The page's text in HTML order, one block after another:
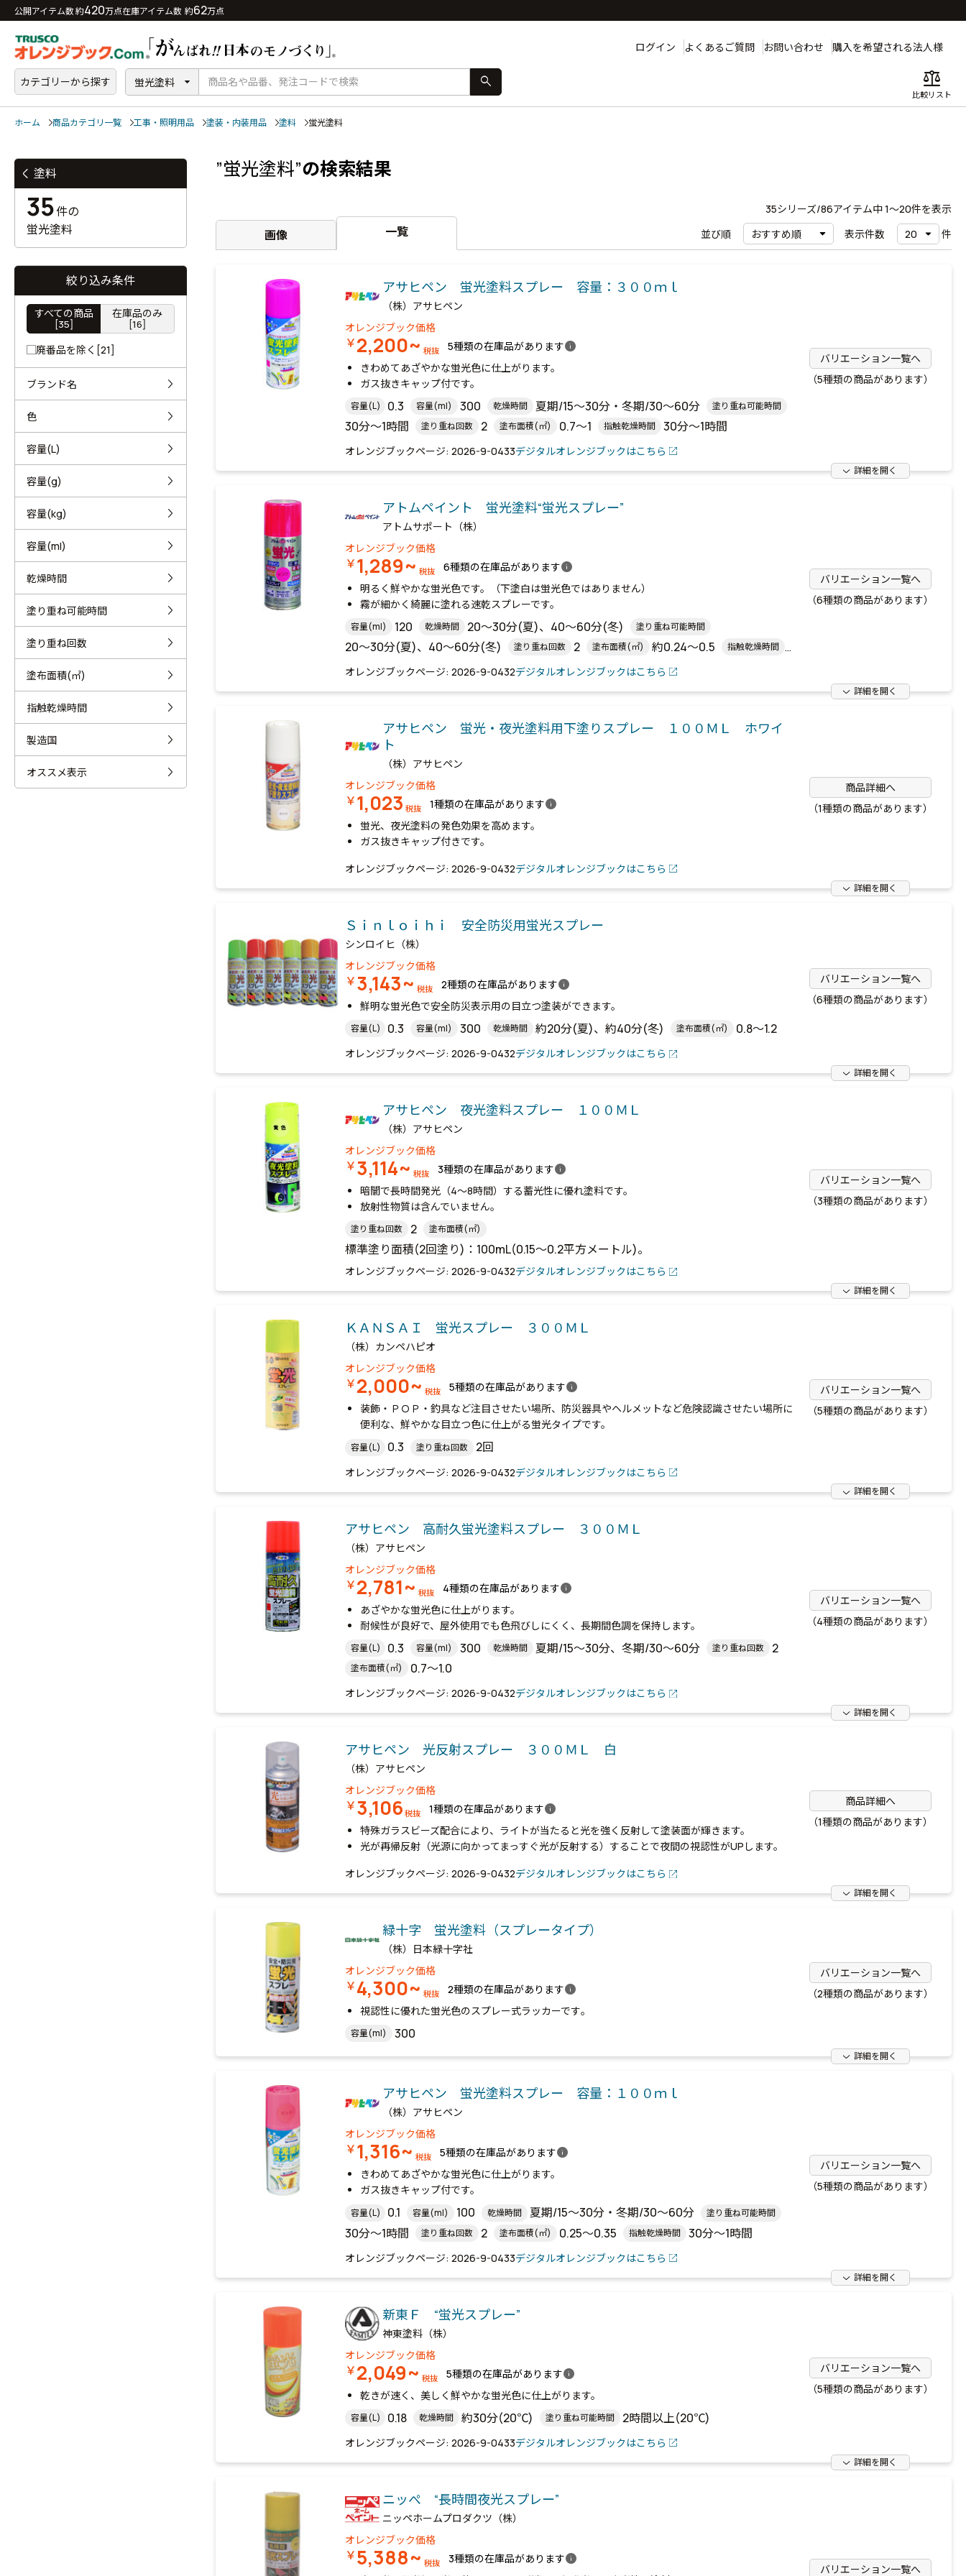
公開アイテム数 約420万点在庫アイテム数 約62万点
ログイン よくあるご質問 お問い合わせ 購入を希望される法人様
カテゴリーから探す 蛍光塗料 search balance
比較リスト
ホーム 商品カテゴリ一覧 工事・照明用品 塗装・内装用品 塗料 蛍光塗料
”蛍光塗料”の検索結果
35シリーズ/86アイテム中1〜20件を表示
並び順
表示件数 件
画像 一覧
アサヒペン 蛍光塗料スプレー 容量：３００ｍｌ
（株）アサヒペン
オレンジブック価格
￥2,200~ 税抜 5種類の在庫品がありますinfo
バリエーション一覧へ
（5種類の商品があります）
きわめてあざやかな蛍光色に仕上がります。
ガス抜きキャップ付です。
容量(L) 0.3 容量(ml) 300 乾燥時間 夏期/15～30分・冬期/30～60分 塗り重ね可能時間
30分～1時間 塗り重ね回数 2 塗布面積(㎡) 0.7～1 指触乾燥時間 30分～1時間
オレンジブックページ: 2026-9-0433デジタルオレンジブックはこちら
詳細を開く
アトムペイント 蛍光塗料“蛍光スプレー”
アトムサポート（株）
オレンジブック価格
￥1,289~ 税抜 6種類の在庫品がありますinfo
バリエーション一覧へ
（6種類の商品があります）
明るく鮮やかな蛍光色です。（下塗白は蛍光色ではありません）
霧が細かく綺麗に塗れる速乾スプレーです。
容量(ml) 120 乾燥時間 20～30分(夏)、40～60分(冬) 塗り重ね可能時間
20～30分(夏)、40～60分(冬) 塗り重ね回数 2 塗布面積(㎡) 約0.24～0.5 指触乾燥時間
20～30分(夏)、40～60分(冬)
オレンジブックページ: 2026-9-0432デジタルオレンジブックはこちら
詳細を開く
アサヒペン 蛍光・夜光塗料用下塗りスプレー １００ＭＬ ホワイ
ト
（株）アサヒペン
オレンジブック価格
￥1,023 税抜 1種類の在庫品がありますinfo
商品詳細へ
（1種類の商品があります）
蛍光、夜光塗料の発色効果を高めます。
ガス抜きキャップ付きです。
オレンジブックページ: 2026-9-0432デジタルオレンジブックはこちら
詳細を開く
Ｓｉｎｌｏｉｈｉ 安全防災用蛍光スプレー
シンロイヒ（株）
オレンジブック価格
￥3,143~ 税抜 2種類の在庫品がありますinfo
バリエーション一覧へ
（6種類の商品があります）
鮮明な蛍光色で安全防災表示用の目立つ塗装ができます。
容量(L) 0.3 容量(ml) 300 乾燥時間 約20分(夏)、約40分(冬) 塗布面積(㎡) 0.8～1.2
オレンジブックページ: 2026-9-0432デジタルオレンジブックはこちら
詳細を開く
アサヒペン 夜光塗料スプレー １００ＭＬ
（株）アサヒペン
オレンジブック価格
￥3,114~ 税抜 3種類の在庫品がありますinfo
バリエーション一覧へ
（3種類の商品があります）
暗闇で長時間発光（4～8時間）する蓄光性に優れ塗料です。
放射性物質は含んでいません。
塗り重ね回数 2 塗布面積(㎡)
標準塗り面積(2回塗り)：100mL(0.15～0.2平方メートル)。
オレンジブックページ: 2026-9-0432デジタルオレンジブックはこちら
詳細を開く
ＫＡＮＳＡＩ 蛍光スプレー ３００ＭＬ
（株）カンペハピオ
オレンジブック価格
￥2,000~ 税抜 5種類の在庫品がありますinfo
バリエーション一覧へ
（5種類の商品があります）
装飾・ＰＯＰ・釣具など注目させたい場所、防災器具やヘルメットなど危険認識させたい場所に
便利な、鮮やかな目立つ色に仕上がる蛍光タイプです。
容量(L) 0.3 塗り重ね回数 2回
オレンジブックページ: 2026-9-0432デジタルオレンジブックはこちら
詳細を開く
アサヒペン 高耐久蛍光塗料スプレー ３００ＭＬ
（株）アサヒペン
オレンジブック価格
￥2,781~ 税抜 4種類の在庫品がありますinfo
バリエーション一覧へ
（4種類の商品があります）
あざやかな蛍光色に仕上がります。
耐候性が良好で、屋外使用でも色飛びしにくく、長期間色調を保持します。
容量(L) 0.3 容量(ml) 300 乾燥時間 夏期/15～30分、冬期/30～60分 塗り重ね回数 2
塗布面積(㎡) 0.7～1.0
オレンジブックページ: 2026-9-0432デジタルオレンジブックはこちら
詳細を開く
アサヒペン 光反射スプレー ３００ＭＬ 白
（株）アサヒペン
オレンジブック価格
￥3,106 税抜 1種類の在庫品がありますinfo
商品詳細へ
（1種類の商品があります）
特殊ガラスビーズ配合により、ライトが当たると光を強く反射して塗装面が輝きます。
光が再帰反射（光源に向かってまっすぐ光が反射する）することで夜間の視認性がUPします。
オレンジブックページ: 2026-9-0432デジタルオレンジブックはこちら
詳細を開く
緑十字 蛍光塗料（スプレータイプ）
（株）日本緑十字社
オレンジブック価格
￥4,300~ 税抜 2種類の在庫品がありますinfo
バリエーション一覧へ
（2種類の商品があります）
視認性に優れた蛍光色のスプレー式ラッカーです｡
容量(ml) 300
詳細を開く
アサヒペン 蛍光塗料スプレー 容量：１００ｍｌ
（株）アサヒペン
オレンジブック価格
￥1,316~ 税抜 5種類の在庫品がありますinfo
バリエーション一覧へ
（5種類の商品があります）
きわめてあざやかな蛍光色に仕上がります。
ガス抜きキャップ付です。
容量(L) 0.1 容量(ml) 100 乾燥時間 夏期/15～30分・冬期/30～60分 塗り重ね可能時間
30分～1時間 塗り重ね回数 2 塗布面積(㎡) 0.25～0.35 指触乾燥時間 30分～1時間
オレンジブックページ: 2026-9-0433デジタルオレンジブックはこちら
詳細を開く
新東Ｆ “蛍光スプレー”
神東塗料（株）
オレンジブック価格
￥2,049~ 税抜 5種類の在庫品がありますinfo
バリエーション一覧へ
（5種類の商品があります）
乾きが速く、美しく鮮やかな蛍光色に仕上がります。
容量(L) 0.18 乾燥時間 約30分(20℃) 塗り重ね可能時間 2時間以上(20℃)
オレンジブックページ: 2026-9-0433デジタルオレンジブックはこちら
詳細を開く
ニッぺ “長時間夜光スプレー”
ニッペホームプロダクツ（株）
オレンジブック価格
￥5,388~ 税抜 3種類の在庫品がありますinfo
バリエーション一覧へ
塗料
35件の
蛍光塗料
絞り込み条件
すべての商品
[35]
在庫品のみ
[16]
廃番品を除く[21]
ブランド名
色
容量(L)
容量(g)
容量(kg)
容量(ml)
乾燥時間
塗り重ね可能時間
塗り重ね回数
塗布面積(㎡)
指触乾燥時間
製造国
オススメ表示